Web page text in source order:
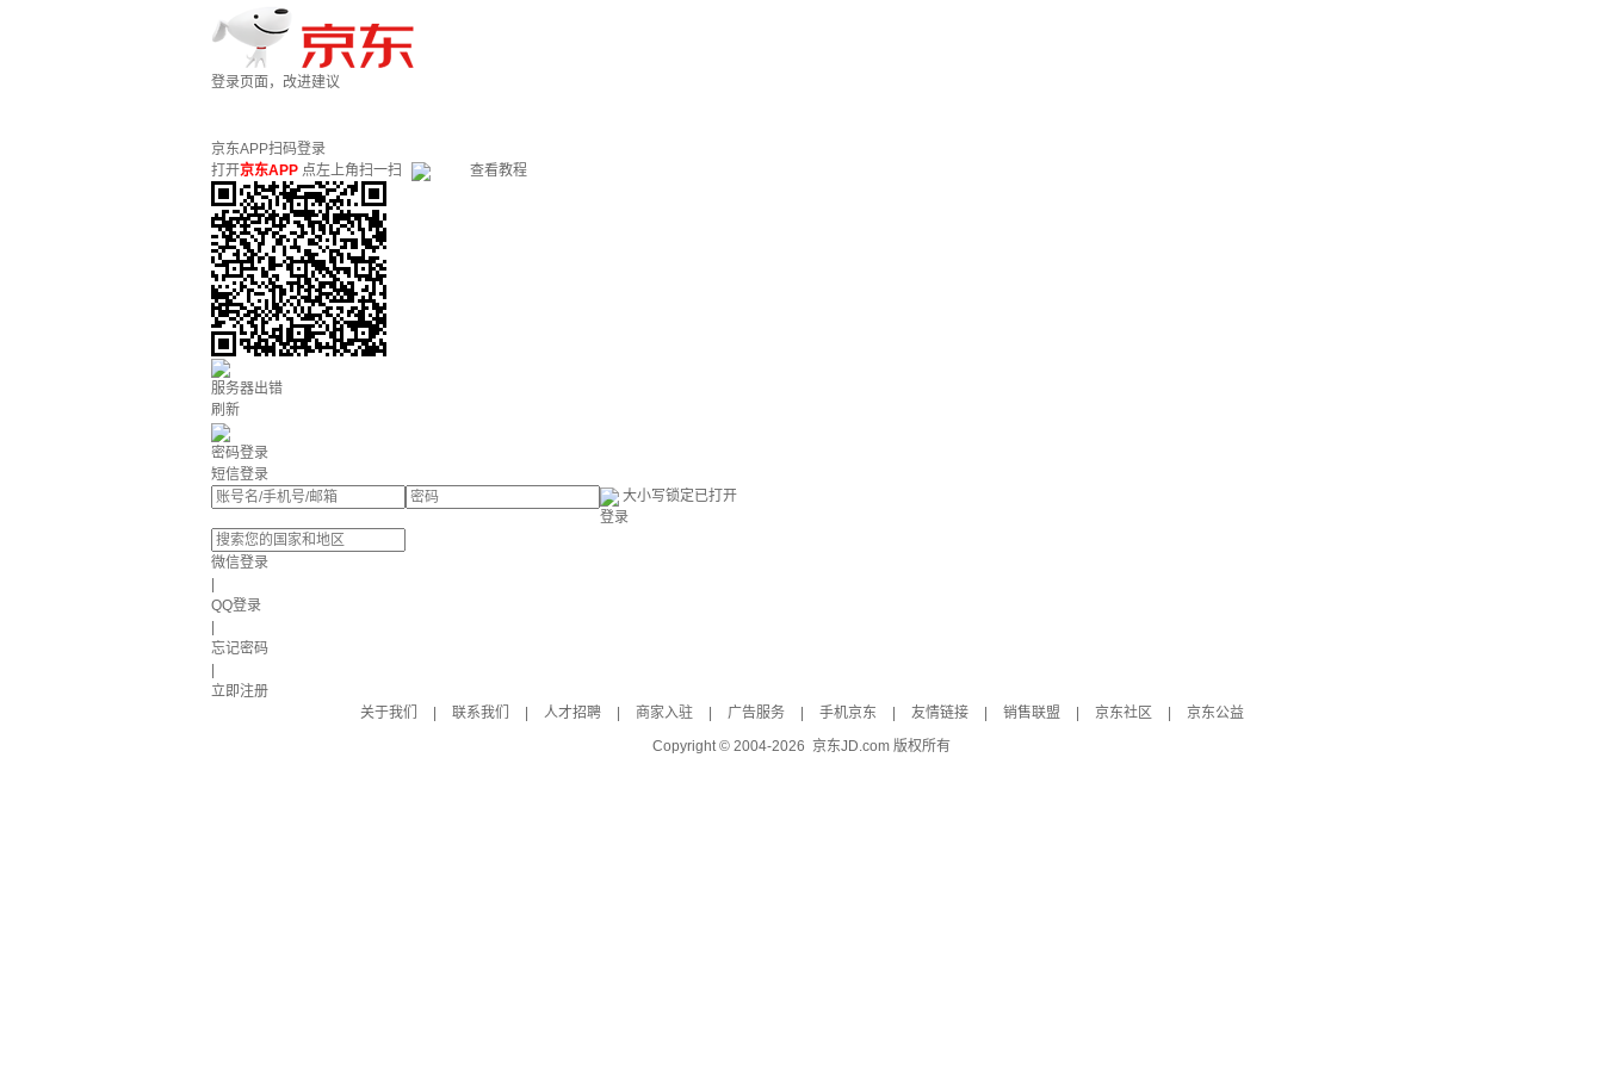
登录页面，改进建议
京东APP扫码登录
打开京东APP 点左上角扫一扫 查看教程
服务器出错
刷新
密码登录
短信登录
大小写锁定已打开
登录
微信登录
QQ登录
忘记密码
立即注册
关于我们
联系我们 人才招聘 商家入驻 广告服务 手机京东 友情链接 销售联盟 京东社区
京东公益
Copyright © 2004-2026 京东JD.com 版权所有